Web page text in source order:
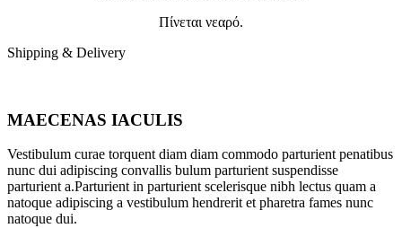
Πίνεται νεαρό.
Shipping & Delivery
MAECENAS IACULIS
Vestibulum curae torquent diam diam commodo parturient penatibus
nunc dui adipiscing convallis bulum parturient suspendisse
parturient a.Parturient in parturient scelerisque nibh lectus quam a
natoque adipiscing a vestibulum hendrerit et pharetra fames nunc
natoque dui.